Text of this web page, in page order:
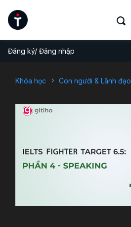
Đăng ký/ Đăng nhập
Khóa học Con người & Lãnh đạo